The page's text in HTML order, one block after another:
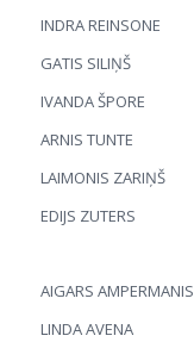
INDRA REINSONE
GATIS SILIŅŠ
IVANDA ŠPORE
ARNIS TUNTE
LAIMONIS ZARIŅŠ
EDIJS ZUTERS
AIGARS AMPERMANIS
LINDA AVENA